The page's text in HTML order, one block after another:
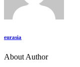
eurasia
About Author